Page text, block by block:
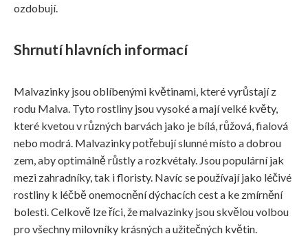
ozdobují.
Shrnutí hlavních informací
Malvazinky jsou oblíbenými květinami, které vyrůstají z
rodu Malva. Tyto rostliny jsou vysoké a mají velké květy,
které kvetou v různých barvách jako je bílá, růžová, fialová
nebo modrá. Malvazinky potřebují slunné místo a dobrou
zem, aby optimálně růstly a rozkvétaly. Jsou populární jak
mezi zahradníky, tak i floristy. Navíc se používají jako léčivé
rostliny k léčbě onemocnění dýchacích cest a ke zmírnění
bolesti. Celkově lze říci, že malvazinky jsou skvělou volbou
pro všechny milovníky krásných a užitečných květin.